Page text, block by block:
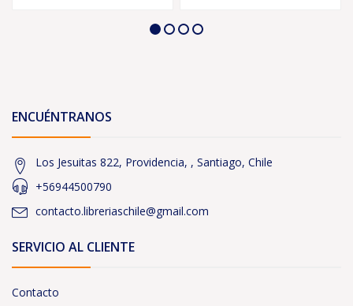
ENCUÉNTRANOS
Los Jesuitas 822, Providencia, , Santiago, Chile
+56944500790
contacto.libreriaschile@gmail.com
SERVICIO AL CLIENTE
Contacto